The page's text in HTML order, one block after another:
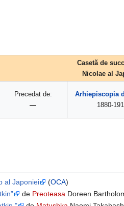
Casetă de
Nicolae al
Precedat de:
—
Arhiepiscopia
1880-
al Japoniei (OCA)
de Preoteasa Doreen